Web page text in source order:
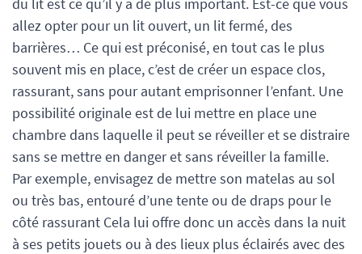
allez opter pour un lit ouvert, un lit fermé, des
barrières… Ce qui est préconisé, en tout cas le plus
souvent mis en place, c’est de créer un espace clos,
rassurant, sans pour autant emprisonner l’enfant. Une
possibilité originale est de lui mettre en place une
chambre dans laquelle il peut se réveiller et se distraire
sans se mettre en danger et sans réveiller la famille.
Par exemple, envisagez de mettre son matelas au sol
ou très bas, entouré d’une tente ou de draps pour le
côté rassurant Cela lui offre donc un accès dans la nuit
à ses petits jouets ou à des lieux plus éclairés avec des